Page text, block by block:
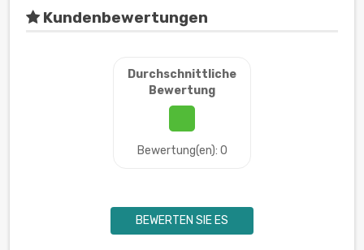
Kundenbewertungen
Durchschnittliche
Bewertung
Bewertung(en): 0
BEWERTEN SIE ES